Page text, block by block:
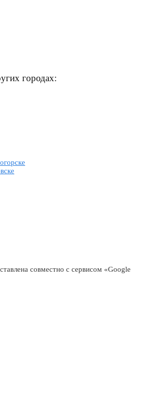
городах:
совместно с сервисом «Google